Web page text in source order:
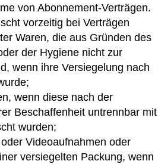
von Abonnement-Verträgen.
vorzeitig bei Verträgen
Waren, die aus Gründen des
der Hygiene nicht zur
wenn ihre Versiegelung nach
wenn diese nach der
Beschaffenheit untrennbar mit
wurden;
Videoaufnahmen oder
versiegelten Packung, wenn